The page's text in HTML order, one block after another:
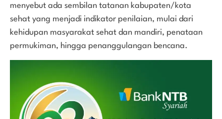
menyebut ada sembilan tatanan kabupaten/kota
sehat yang menjadi indikator penilaian, mulai dari
kehidupan masyarakat sehat dan mandiri, penataan
permukiman, hingga penanggulangan bencana.